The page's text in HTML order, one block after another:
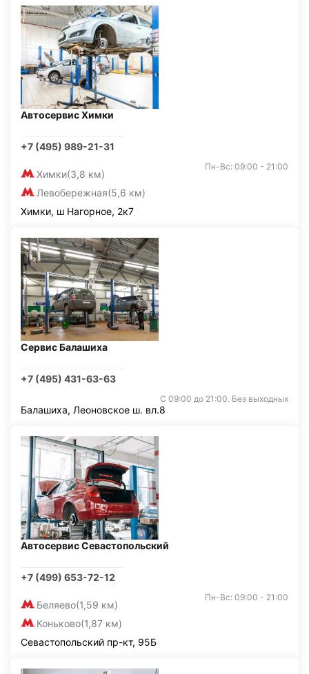
Автосервис Химки
+7 (495) 989-21-31
Химки(3,8 км)
Левобережная(5,6 км)
Пн-Вс: 09:00 - 21:00
Химки, ш Нагорное, 2к7
Сервис Балашиха
+7 (495) 431-63-63
С 09:00 до 21:00. Без выходных
Балашиха, Леоновское ш. вл.8
Автосервис Севастопольский
+7 (499) 653-72-12
Беляево(1,59 км)
Коньково(1,87 км)
Пн-Вс: 09:00 - 21:00
Севастопольский пр-кт, 95Б